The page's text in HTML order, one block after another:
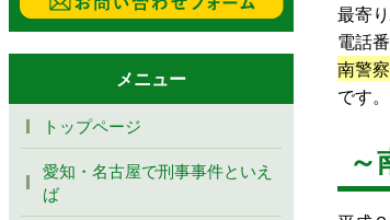
最寄
電話
南警
です。
～
メニュー
トップページ
愛知・名古屋で刑事事件といえ
ば